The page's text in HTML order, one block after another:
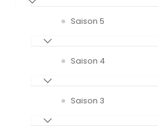
Saison 5
Saison 4
Saison 3